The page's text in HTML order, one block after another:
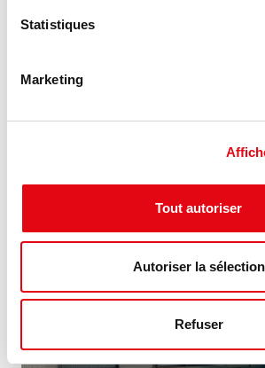
Statistiques
Marketing
Tout autoriser
Autoriser la sélection
Refuser
Location Activités Entrepôts
À
NOUVEAUTÉ